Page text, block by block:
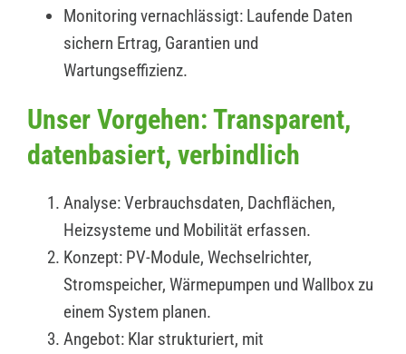
Monitoring vernachlässigt: Laufende Daten
sichern Ertrag, Garantien und
Wartungseffizienz.
Unser Vorgehen: Transparent,
datenbasiert, verbindlich
Analyse: Verbrauchsdaten, Dachflächen,
Heizsysteme und Mobilität erfassen.
Konzept: PV-Module, Wechselrichter,
Stromspeicher, Wärmepumpen und Wallbox zu
einem System planen.
Angebot: Klar strukturiert, mit